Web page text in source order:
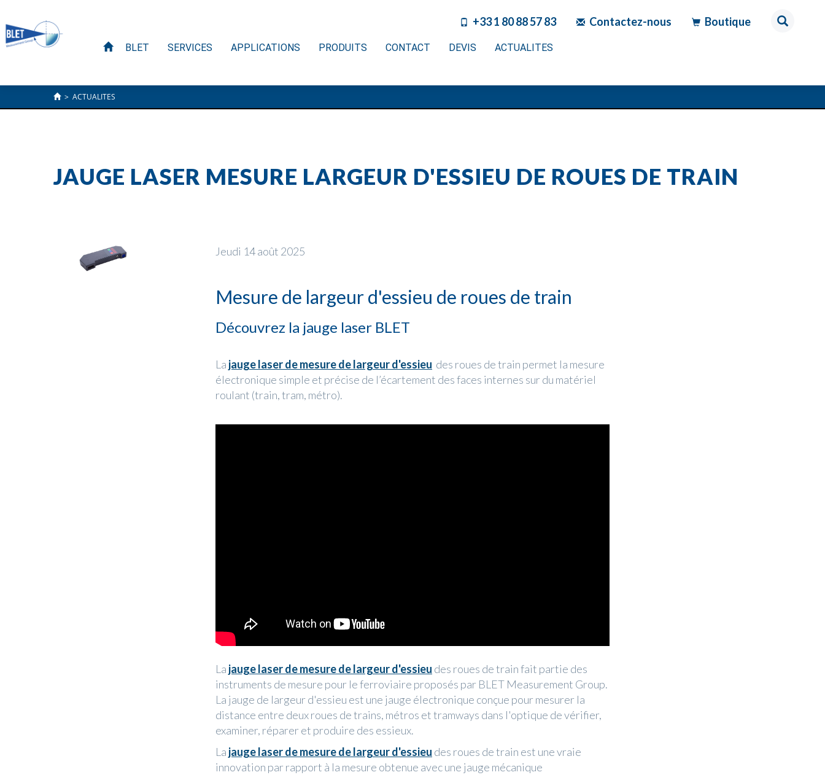
+33 1 80 88 57 83 Contactez-nous Boutique
BLET SERVICES APPLICATIONS PRODUITS CONTACT DEVIS ACTUALITES
> ACTUALITES
JAUGE LASER MESURE LARGEUR D'ESSIEU DE ROUES DE TRAIN
Jeudi 14 août 2025
Mesure de largeur d'essieu de roues de train
Découvrez la jauge laser BLET
La jauge laser de mesure de largeur d'essieu des roues de train permet la mesure
électronique simple et précise de l’écartement des faces internes sur du matériel
roulant (train, tram, métro).
La jauge laser de mesure de largeur d'essieu des roues de train fait partie des
instruments de mesure pour le ferroviaire proposés par BLET Measurement Group.
La jauge de largeur d'essieu est une jauge électronique conçue pour mesurer la
distance entre deux roues de trains, métros et tramways dans l'optique de vérifier,
examiner, réparer et produire des essieux.
La jauge laser de mesure de largeur d'essieu des roues de train est une vraie
innovation par rapport à la mesure obtenue avec une jauge mécanique